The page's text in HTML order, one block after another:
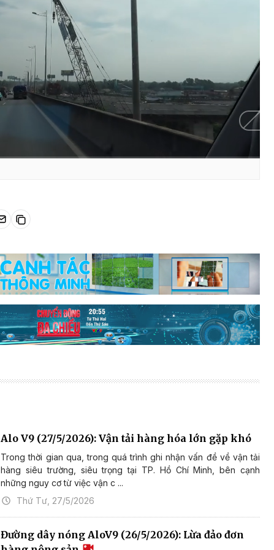
Alo V9 (27/5/2026): Vận tải hàng hóa lớn gặp khó
Trong thời gian qua, trong quá trình ghi nhận vấn đề về vận tải
hàng siêu trường, siêu trọng tại TP. Hồ Chí Minh, bên cạnh
những nguy cơ từ việc vận c ...
Thứ Tư, 27/5/2026
Đường dây nóng AloV9 (26/5/2026): Lừa đảo đơn